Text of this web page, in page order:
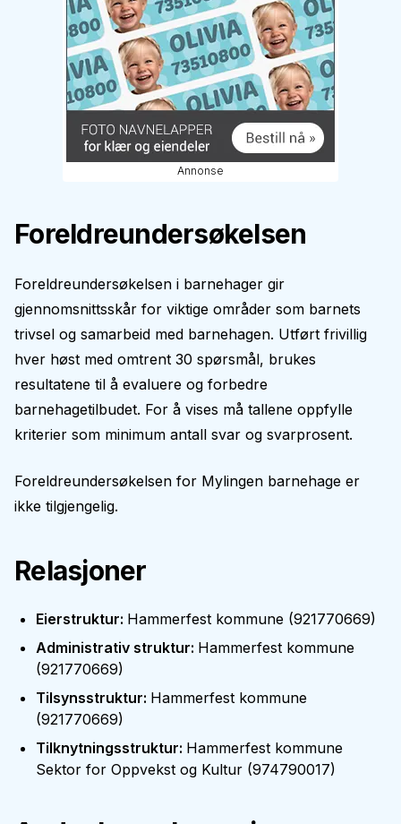
Annonse
Foreldreundersøkelsen
Foreldreundersøkelsen i barnehager gir
gjennomsnittsskår for viktige områder som barnets
trivsel og samarbeid med barnehagen. Utført frivillig
hver høst med omtrent 30 spørsmål, brukes
resultatene til å evaluere og forbedre
barnehagetilbudet. For å vises må tallene oppfylle
kriterier som minimum antall svar og svarprosent.
Foreldreundersøkelsen for Mylingen barnehage er
ikke tilgjengelig.
Relasjoner
Eierstruktur: Hammerfest kommune (921770669)
Administrativ struktur: Hammerfest kommune
(921770669)
Tilsynsstruktur: Hammerfest kommune
(921770669)
Tilknytningsstruktur: Hammerfest kommune
Sektor for Oppvekst og Kultur (974790017)